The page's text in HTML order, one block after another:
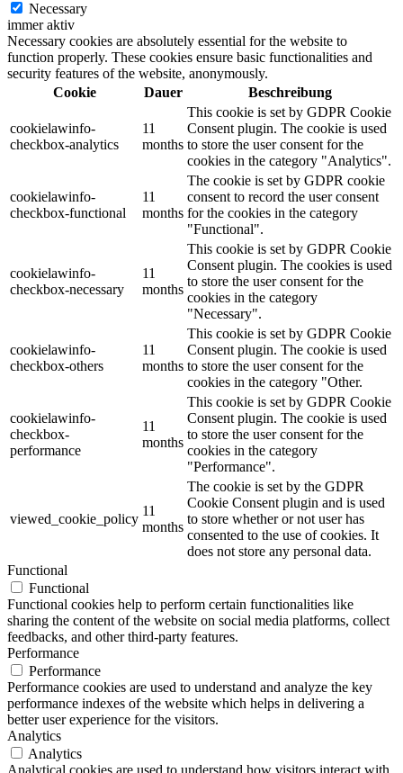
Necessary
immer aktiv
Necessary cookies are absolutely essential for the website to
function properly. These cookies ensure basic functionalities and
security features of the website, anonymously.
Cookie
Dauer Beschreibung
cookielawinfo-
checkbox-analytics
11
months
This cookie is set by GDPR Cookie
Consent plugin. The cookie is used
to store the user consent for the
cookies in the category "Analytics".
cookielawinfo-
checkbox-functional
11
months
The cookie is set by GDPR cookie
consent to record the user consent
for the cookies in the category
"Functional".
cookielawinfo-
checkbox-necessary
11
months
This cookie is set by GDPR Cookie
Consent plugin. The cookies is used
to store the user consent for the
cookies in the category
"Necessary".
cookielawinfo-
checkbox-others
11
months
This cookie is set by GDPR Cookie
Consent plugin. The cookie is used
to store the user consent for the
cookies in the category "Other.
cookielawinfo-
checkbox-
performance
11
months
This cookie is set by GDPR Cookie
Consent plugin. The cookie is used
to store the user consent for the
cookies in the category
"Performance".
viewed_cookie_policy
11
months
The cookie is set by the GDPR
Cookie Consent plugin and is used
to store whether or not user has
consented to the use of cookies. It
does not store any personal data.
Functional
Functional
Functional cookies help to perform certain functionalities like
sharing the content of the website on social media platforms, collect
feedbacks, and other third-party features.
Performance
Performance
Performance cookies are used to understand and analyze the key
performance indexes of the website which helps in delivering a
better user experience for the visitors.
Analytics
Analytics